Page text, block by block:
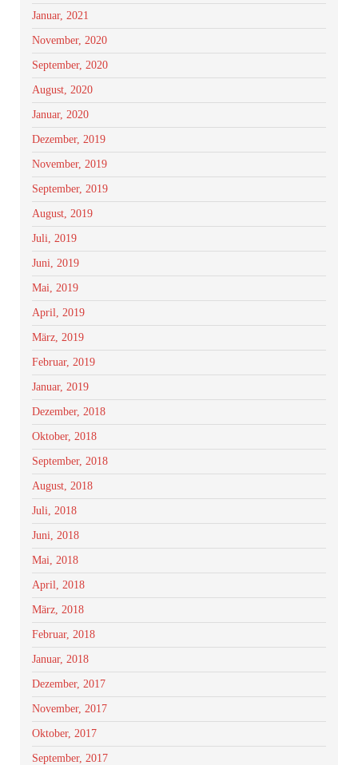
Januar, 2021
November, 2020
September, 2020
August, 2020
Januar, 2020
Dezember, 2019
November, 2019
September, 2019
August, 2019
Juli, 2019
Juni, 2019
Mai, 2019
April, 2019
März, 2019
Februar, 2019
Januar, 2019
Dezember, 2018
Oktober, 2018
September, 2018
August, 2018
Juli, 2018
Juni, 2018
Mai, 2018
April, 2018
März, 2018
Februar, 2018
Januar, 2018
Dezember, 2017
November, 2017
Oktober, 2017
September, 2017